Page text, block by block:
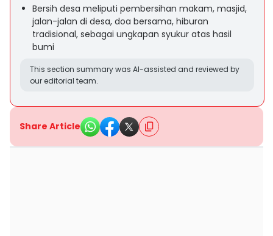
Bersih desa meliputi pembersihan makam, masjid,
jalan-jalan di desa, doa bersama, hiburan
tradisional, sebagai ungkapan syukur atas hasil
bumi
This section summary was AI-assisted and reviewed by
our editorial team.
Share Article